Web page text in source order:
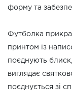
форму та
Футболка
принтом із
поєднують блиск,
виглядає
поєднується зі